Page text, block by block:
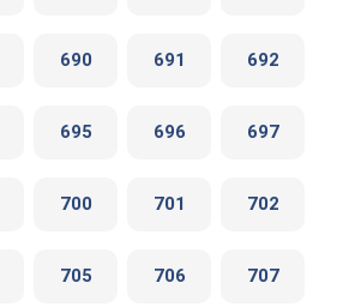
690 691 692
695 696 697
700 701 702
705 706 707